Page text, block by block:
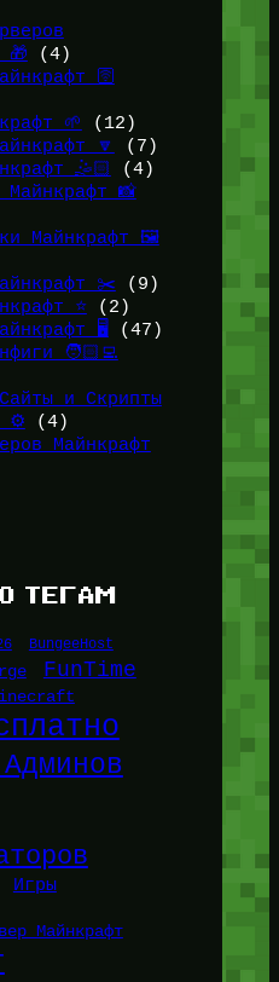
🎁 (4)
🛜
🌱
(12)
🔽
(7)
🤹🏻
(4)
Майнкрафт 📸
Майнкрафт 🖼️
✂️ (9)
⭐(2)
🖥️ (47)
🧑🏻‍💻
и Скрипты
⚙️ (4)
Майнкрафт
ТЕГАМ
BungeeHost
FunTime
Игры
Майнкрафт